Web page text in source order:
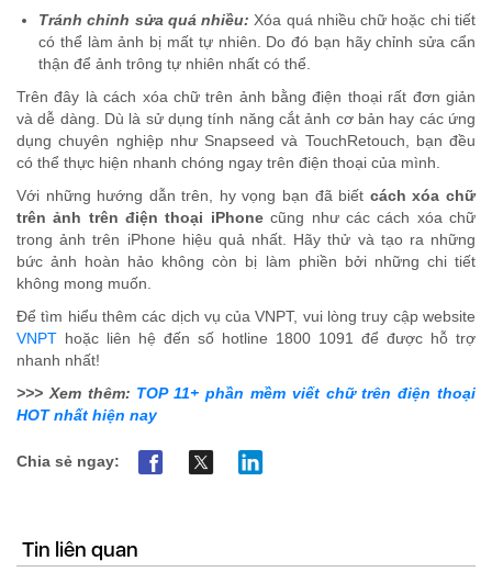
Tránh chỉnh sửa quá nhiều: Xóa quá nhiều chữ hoặc chi tiết
có thể làm ảnh bị mất tự nhiên. Do đó bạn hãy chỉnh sửa cẩn
thận để ảnh trông tự nhiên nhất có thể.
Trên đây là cách xóa chữ trên ảnh bằng điện thoại rất đơn giản
và dễ dàng. Dù là sử dụng tính năng cắt ảnh cơ bản hay các ứng
dụng chuyên nghiệp như Snapseed và TouchRetouch, bạn đều
có thể thực hiện nhanh chóng ngay trên điện thoại của mình.
Với những hướng dẫn trên, hy vọng bạn đã biết cách xóa chữ
trên ảnh trên điện thoại iPhonecũng như các cách xóa chữ
trong ảnh trên iPhone hiệu quả nhất. Hãy thử và tạo ra những
bức ảnh hoàn hảo không còn bị làm phiền bởi những chi tiết
không mong muốn.
Để tìm hiểu thêm các dịch vụ của VNPT, vui lòng truy cập website
VNPT hoặc liên hệ đến số hotline 1800 1091 để được hỗ trợ
nhanh nhất!
>>> Xem thêm: TOP 11+ phần mềm viết chữ trên điện thoại
HOT nhất hiện nay
Chia sẻ ngay:
Tin liên quan